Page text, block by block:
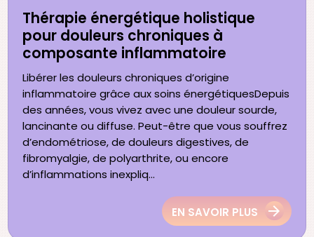
Thérapie énergétique holistique
pour douleurs chroniques à
composante inflammatoire
Libérer les douleurs chroniques d’origine
inflammatoire grâce aux soins énergétiquesDepuis
des années, vous vivez avec une douleur sourde,
lancinante ou diffuse. Peut-être que vous souffrez
d’endométriose, de douleurs digestives, de
fibromyalgie, de polyarthrite, ou encore
d’inflammations inexpliq...
EN SAVOIR PLUS